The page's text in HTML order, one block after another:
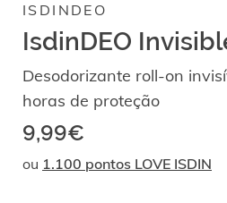
ISDINDEO
IsdinDEO
Desodorizante roll-on
horas de proteção
9,99€
ou 1.100 pontos LOVE ISDIN